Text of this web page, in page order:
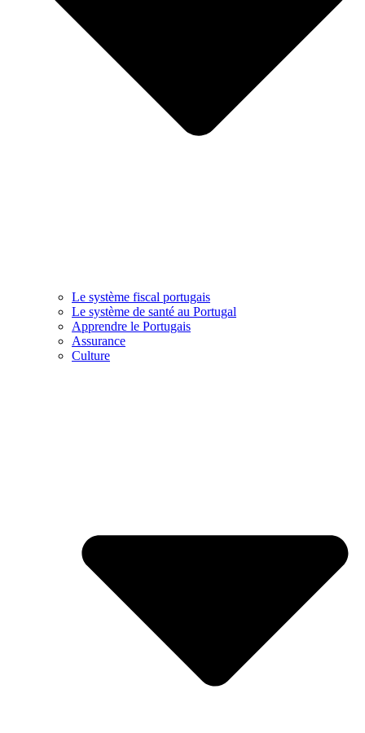
Le système fiscal portugais
Le système de santé au Portugal
Apprendre le Portugais
Assurance
Culture